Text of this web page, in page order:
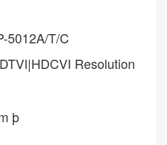
5012A/T/C
Resolution
þ